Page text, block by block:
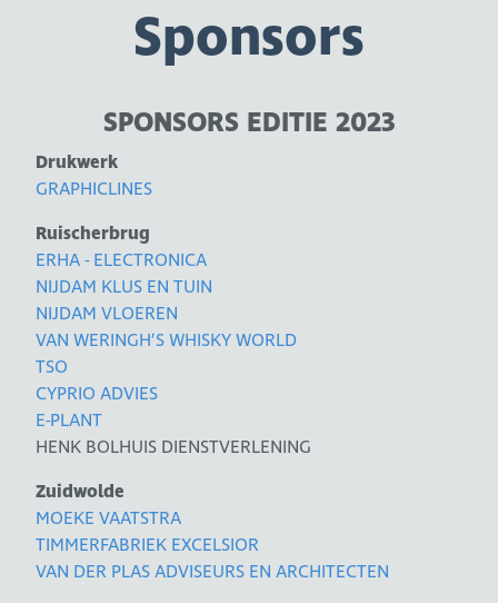
Sponsors
SPONSORS EDITIE 2023
Drukwerk
GRAPHICLINES
Ruischerbrug
ERHA - ELECTRONICA
NIJDAM KLUS EN TUIN
NIJDAM VLOEREN
VAN WERINGH’S WHISKY WORLD
TSO
CYPRIO ADVIES
E-PLANT
HENK BOLHUIS DIENSTVERLENING
Zuidwolde
MOEKE VAATSTRA
TIMMERFABRIEK EXCELSIOR
VAN DER PLAS ADVISEURS EN ARCHITECTEN